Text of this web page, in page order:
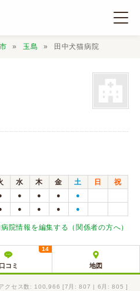
玉島 田中犬猫病院
水 木 金 土 日
祝
● ● ● ●
● ● ● ●
院情報を編集する（関係者の方へ）
口コミ
14
地図
クセス数: 100,966 [7月: 807 | 6月: 805 ]